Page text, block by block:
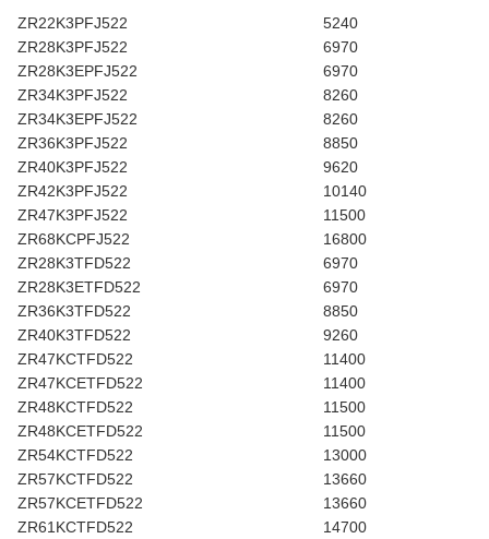
ZR22K3PFJ522
5240
ZR28K3PFJ522
6970
ZR28K3EPFJ522
6970
ZR34K3PFJ522
8260
ZR34K3EPFJ522
8260
ZR36K3PFJ522
8850
ZR40K3PFJ522
9620
ZR42K3PFJ522
10140
ZR47K3PFJ522
11500
ZR68KCPFJ522
16800
ZR28K3TFD522
6970
ZR28K3ETFD522
6970
ZR36K3TFD522
8850
ZR40K3TFD522
9260
ZR47KCTFD522
11400
ZR47KCETFD522
11400
ZR48KCTFD522
11500
ZR48KCETFD522
11500
ZR54KCTFD522
13000
ZR57KCTFD522
13660
ZR57KCETFD522
13660
ZR61KCTFD522
14700